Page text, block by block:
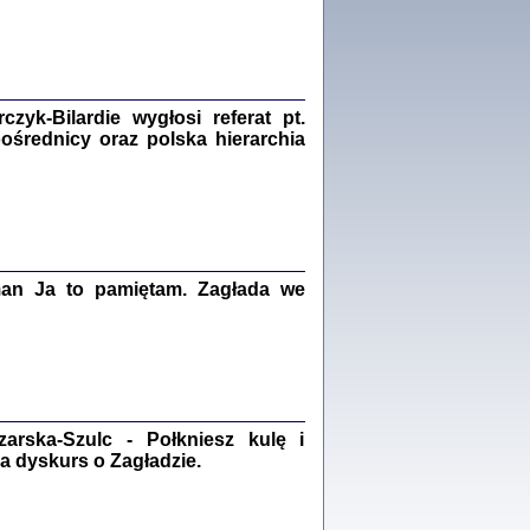
Bańkowska
Bańkowska, wstęp Jacek Leociak
Warszawa 2021
Bilardie wygłosi referat pt.
oraz polska hierarchia
Ja to pamiętam. Zagłada we
Szulc - Połkniesz kulę i
dyskurs o Zagładzie.